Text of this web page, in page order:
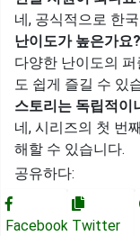
네, 공식적으로 한
난이도가 높은가요?
다양한 난이도의
도 쉽게 즐길 수 있
스토리는 독립적이
네, 시리즈의 첫 번
해할 수 있습니다.
공유하다:
Facebook Twitter